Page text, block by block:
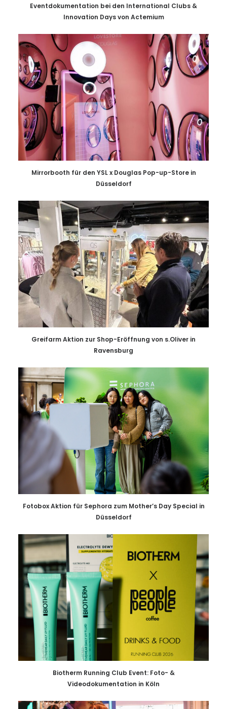
Eventdokumentation bei den International Clubs &
Innovation Days von Actemium
Mirrorbooth für den YSL x Douglas Pop-up-Store in
Düsseldorf
Greifarm Aktion zur Shop-Eröffnung von s.Oliver in
Ravensburg
Fotobox Aktion für Sephora zum Mother’s Day Special in
Düsseldorf
Biotherm Running Club Event: Foto- &
Videodokumentation in Köln